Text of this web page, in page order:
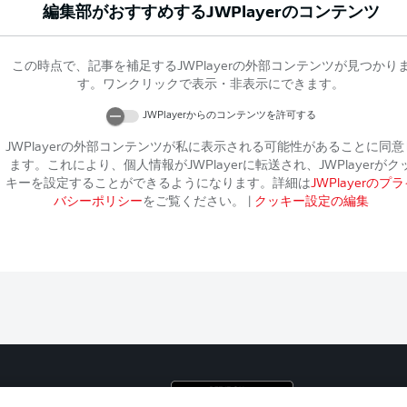
編集部がおすすめするJWPlayerのコンテンツ
この時点で、記事を補足するJWPlayerの外部コンテンツが見つかりま
す。ワンクリックで表示・非表示にできます。
JWPlayerからのコンテンツを許可する
JWPlayerの外部コンテンツが私に表示される可能性があることに同意
ます。これにより、個人情報がJWPlayerに転送され、 JWPlayerがク
キーを設定することができるようになります。詳細はJWPlayerのプラ
バシーポリシーをご覧ください。 クッキー設定の編集